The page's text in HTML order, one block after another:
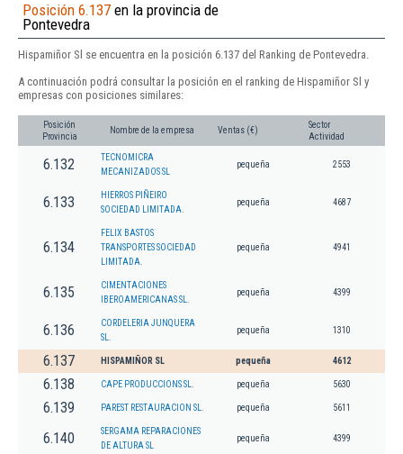
Posición 6.137 en la provincia de
Pontevedra
Hispamiñor Sl se encuentra en la posición 6.137 del Ranking de Pontevedra.
A continuación podrá consultar la posición en el ranking de Hispamiñor Sl y
empresas con posiciones similares:
Posición
Provincia
Nombre de la empresa Ventas (€)
Sector
Actividad
6.132
TECNOMICRA
MECANIZADOS SL
pequeña 2553
6.133
HIERROS PIÑEIRO
SOCIEDAD LIMITADA.
pequeña 4687
6.134
FELIX BASTOS
TRANSPORTES SOCIEDAD
LIMITADA.
pequeña 4941
6.135
CIMENTACIONES
IBEROAMERICANAS SL.
pequeña 4399
6.136
CORDELERIA JUNQUERA
SL.
pequeña 1310
6.137 HISPAMIÑOR SL pequeña 4612
6.138 CAPE PRODUCCIONS SL. pequeña 5630
6.139 PAREST RESTAURACION SL. pequeña 5611
6.140
SERGAMA REPARACIONES
DE ALTURA SL
pequeña 4399